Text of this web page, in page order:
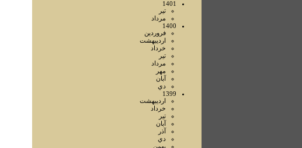
1401
تير
مرداد
1400
فروردين
ارديبهشت
خرداد
تير
مرداد
مهر
آبان
دي
1399
ارديبهشت
خرداد
تير
آبان
آذر
دي
بهمن